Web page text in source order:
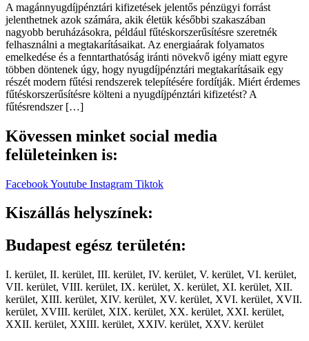
A magánnyugdíjpénztári kifizetések jelentős pénzügyi forrást
jelenthetnek azok számára, akik életük későbbi szakaszában
nagyobb beruházásokra, például fűtéskorszerűsítésre szeretnék
felhasználni a megtakarításaikat. Az energiaárak folyamatos
emelkedése és a fenntarthatóság iránti növekvő igény miatt egyre
többen döntenek úgy, hogy nyugdíjpénztári megtakarításaik egy
részét modern fűtési rendszerek telepítésére fordítják. Miért érdemes
fűtéskorszerűsítésre költeni a nyugdíjpénztári kifizetést? A
fűtésrendszer […]
Kövessen minket social media
felületeinken is:
FacebookYoutube Instagram Tiktok
Kiszállás helyszínek:
Budapest egész területén:
I. kerület, II. kerület, III. kerület, IV. kerület, V. kerület, VI. kerület,
VII. kerület, VIII. kerület, IX. kerület, X. kerület, XI. kerület, XII.
kerület, XIII. kerület, XIV. kerület, XV. kerület, XVI. kerület, XVII.
kerület, XVIII. kerület, XIX. kerület, XX. kerület, XXI. kerület,
XXII. kerület, XXIII. kerület, XXIV. kerület, XXV. kerület